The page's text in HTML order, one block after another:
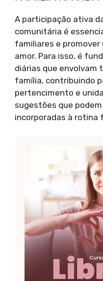
A participação ativa
comunitária é
familiares e
amor. Para isso, é
diárias que envolvam
família, contribuindo
pertencimento e
sugestões que
incorporadas à rotina